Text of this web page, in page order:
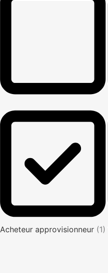
Acheteur approvisionneur (1)